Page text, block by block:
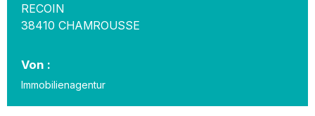
RECOIN
38410 CHAMROUSSE
Von :
Immobilienagentur